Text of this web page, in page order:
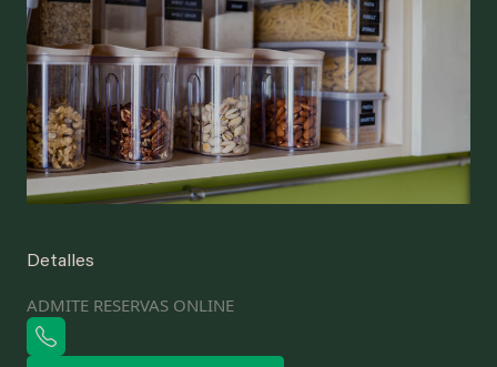
Detalles
ADMITE RESERVAS ONLINE